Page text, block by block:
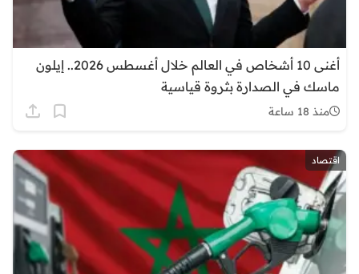
أغنى 10 أشخاص في العالم خلال أغسطس 2026.. إيلون
ماسك في الصدارة بثروة قياسية
منذ 18 ساعة
اقتصاد